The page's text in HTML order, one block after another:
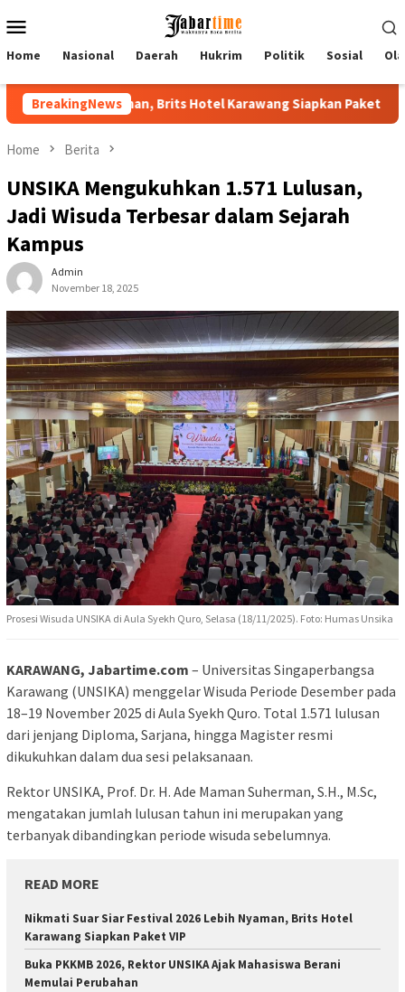
to
Menu
Home Nasional Daerah Hukrim Politik Sosial
BreakingNews
Karawang Siapkan Paket VIP Buka PKKMB 2026,
Home Berita
UNSIKA Mengukuhkan 1.571 Lulusan,
Jadi Wisuda Terbesar dalam Sejarah
Kampus
Admin
November 18, 2025
Prosesi Wisuda UNSIKA di Aula Syekh Quro, Selasa (18/11/2025). Foto: Humas Unsika
KARAWANG, Jabartime.com – Universitas Singaperbangsa
Karawang (UNSIKA) menggelar Wisuda Periode Desember pada
18–19 November 2025 di Aula Syekh Quro. Total 1.571 lulusan
dari jenjang Diploma, Sarjana, hingga Magister resmi
dikukuhkan dalam dua sesi pelaksanaan.
Rektor UNSIKA, Prof. Dr. H. Ade Maman Suherman, S.H., M.Sc,
mengatakan jumlah lulusan tahun ini merupakan yang
terbanyak dibandingkan periode wisuda sebelumnya.
READ MORE
Nikmati Suar Siar Festival 2026 Lebih Nyaman, Brits Hotel
Karawang Siapkan Paket VIP
Buka PKKMB 2026, Rektor UNSIKA Ajak Mahasiswa Berani
Memulai Perubahan